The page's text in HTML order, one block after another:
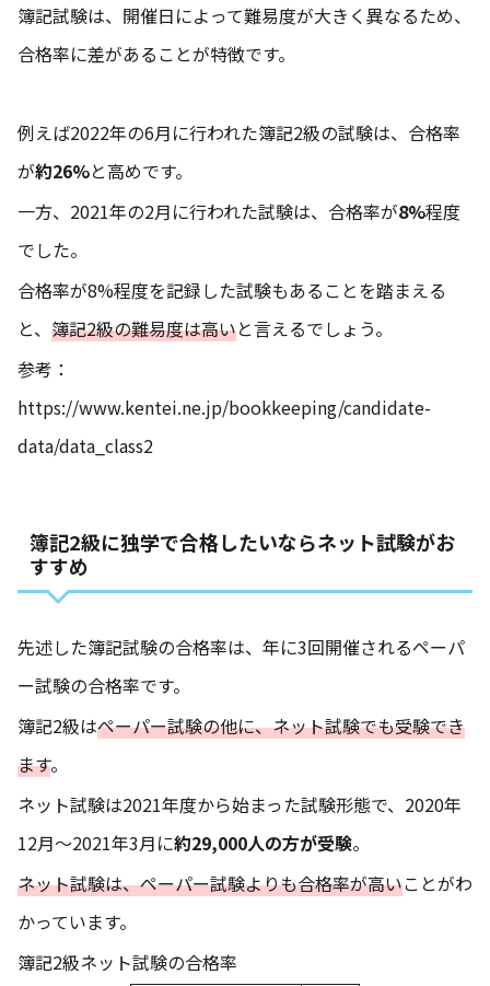
簿記試験は、開催日によって難易度が大きく異なるため、
合格率に差があることが特徴です。
例えば2022年の6月に行われた簿記2級の試験は、合格率
が約26%と高めです。
一方、2021年の2月に行われた試験は、合格率が8%程度
でした。
合格率が8%程度を記録した試験もあることを踏まえる
と、 簿記2級の難易度は高いと言えるでしょう。
参考：
https://www.kentei.ne.jp/bookkeeping/candidate-
data/data_class2
簿記2級に独学で合格したいならネット試験がお
すすめ
先述した簿記試験の合格率は、年に3回開催されるペーパ
ー試験の合格率です。
簿記2級はペーパー試験の他に、ネット試験でも受験でき
ます。
ネット試験は2021年度から始まった試験形態で、2020年
12月～2021年3月に約29,000人の方が受験。
ネット試験は、ペーパー試験よりも合格率が高いことがわ
かっています。
簿記2級ネット試験の合格率